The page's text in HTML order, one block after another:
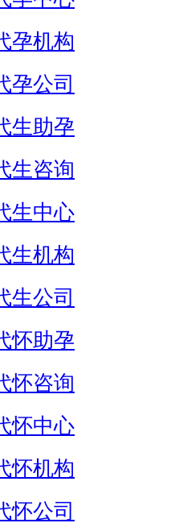
孕机构
孕公司
生助孕
生咨询
生中心
生机构
生公司
怀助孕
怀咨询
怀中心
怀机构
怀公司